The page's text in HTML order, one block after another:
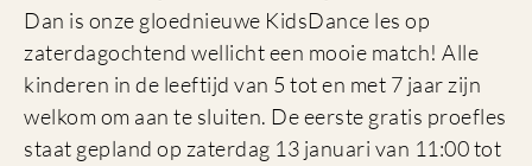
Dan is onze gloednieuwe KidsDance les op
zaterdagochtend wellicht een mooie match! Alle
kinderen in de leeftijd van 5 tot en met 7 jaar zijn
welkom om aan te sluiten. De eerste gratis proefles
staat gepland op zaterdag 13 januari van 11:00 tot